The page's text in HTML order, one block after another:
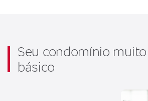
Seu condomínio
básico